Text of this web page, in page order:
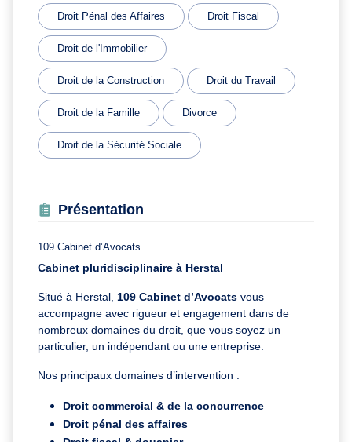
Droit Pénal des Affaires Droit Fiscal
Droit de l'Immobilier
Droit de la Construction Droit du Travail
Droit de la Famille Divorce
Droit de la Sécurité Sociale
Présentation
109 Cabinet d’Avocats
Cabinet pluridisciplinaire à Herstal
Situé à Herstal, 109 Cabinet d’Avocats vous
accompagne avec rigueur et engagement dans de
nombreux domaines du droit, que vous soyez un
particulier, un indépendant ou une entreprise.
Nos principaux domaines d’intervention :
Droit commercial & de la concurrence
Droit pénal des affaires